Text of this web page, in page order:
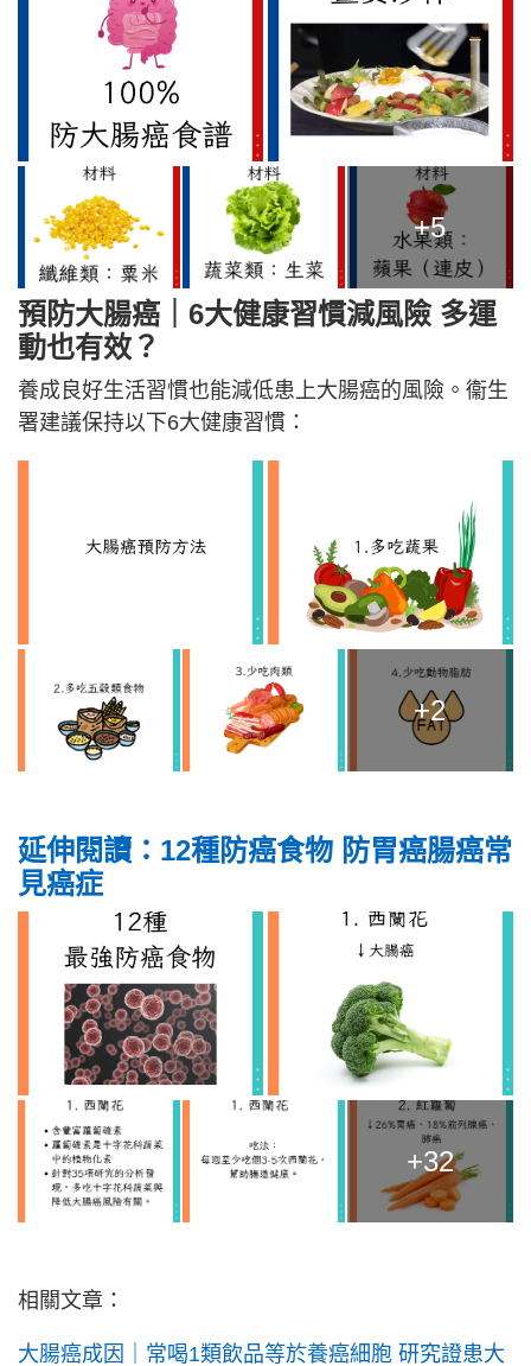
+5
預防大腸癌｜ 6大健康習慣減風險 多運
動也有效？
養成良好生活習慣也能減低患上大腸癌的風險。衞生
署建議保持以下6大健康習慣：
+2
延伸閱讀：12種防癌食物 防胃癌腸癌常
見癌症
+32
相關文章：
大腸癌成因｜常喝1類飲品等於養癌細胞 研究證患大